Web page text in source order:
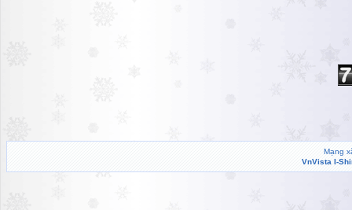
Mạng
VnVista I-